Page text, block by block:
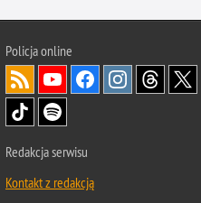
Policjaonline
Redakcja serwisu
Kontakt z redakcją